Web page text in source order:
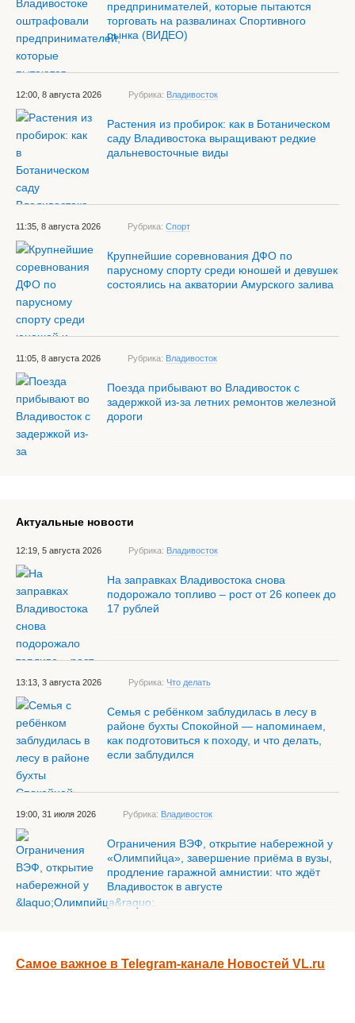
предпринимателей, которые пытаются
торговать на развалинах Спортивного
рынка (ВИДЕО)
12:00, 8 августа 2026 Рубрика: Владивосток
Растения из пробирок: как в Ботаническом
саду Владивостока выращивают редкие
дальневосточные виды
11:35, 8 августа 2026 Рубрика: Спорт
Крупнейшие соревнования ДФО по
парусному спорту среди юношей и девушек
состоялись на акватории Амурского залива
11:05, 8 августа 2026 Рубрика: Владивосток
Поезда прибывают во Владивосток с
задержкой из-за летних ремонтов железной
дороги
Актуальные новости
12:19, 5 августа 2026 Рубрика: Владивосток
На заправках Владивостока снова
подорожало топливо – рост от 26 копеек до
17 рублей
13:13, 3 августа 2026 Рубрика: Что делать
Семья с ребёнком заблудилась в лесу в
районе бухты Спокойной — напоминаем,
как подготовиться к походу, и что делать,
если заблудился
19:00, 31 июля 2026 Рубрика: Владивосток
Ограничения ВЭФ, открытие набережной у
«Олимпийца», завершение приёма в вузы,
продление гаражной амнистии: что ждёт
Владивосток в августе
Самое важное в Telegram-канале Новостей VL.ru